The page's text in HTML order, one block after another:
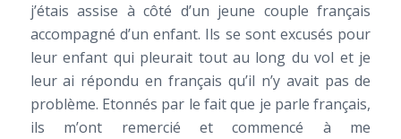
j’étais assise à côté d’un jeune couple français
accompagné d’un enfant. Ils se sont excusés pour
leur enfant qui pleurait tout au long du vol et je
leur ai répondu en français qu’il n’y avait pas de
problème. Etonnés par le fait que je parle français,
ils m’ont remercié et commencé à me